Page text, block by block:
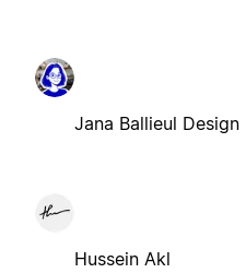
Jana Ballieul Design
Hussein Akl